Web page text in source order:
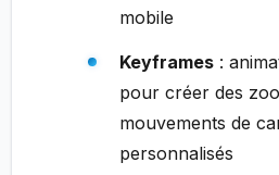
mobile
Keyframes:
pour créer des
mouvements de
personnalisés